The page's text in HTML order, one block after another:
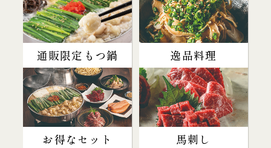
通販限定もつ鍋 逸品料理
お得なセット 馬刺し